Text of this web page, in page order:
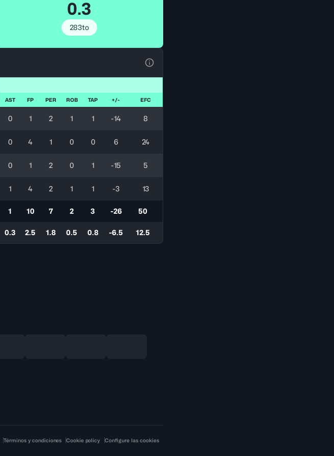
0.3
283to
AST FP PER ROB TAP +/- EFC
0 1 2 1 1 -14 8
0 4 1 0 0 6 24
0 1 2 0 1 -15 5
1 4 2 1 1 -3 13
1 10 7 2 3 -26 50
0.3 2.5 1.8 0.5 0.8 -6.5 12.5
Términos y condiciones Cookie policy Configure las cookies